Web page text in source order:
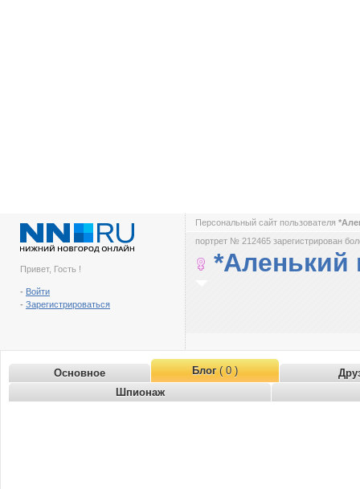
Привет, Гость !
- Войти
- Зарегистрироваться
Персональный сайт пользователя
портрет № 212465 зарегистрирован
*Аленький
Основное Блог( 0 )
Шпионаж